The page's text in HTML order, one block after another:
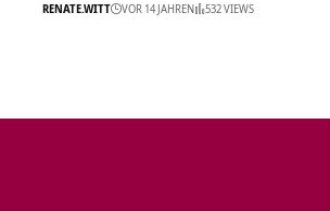
RENATE.WITT VOR 14 JAHREN 532 VIEWS